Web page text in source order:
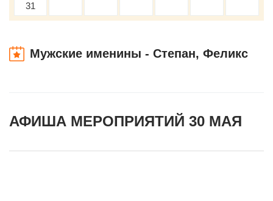
31
Мужские именины - Степан, Феликс
АФИША МЕРОПРИЯТИЙ 30 МАЯ